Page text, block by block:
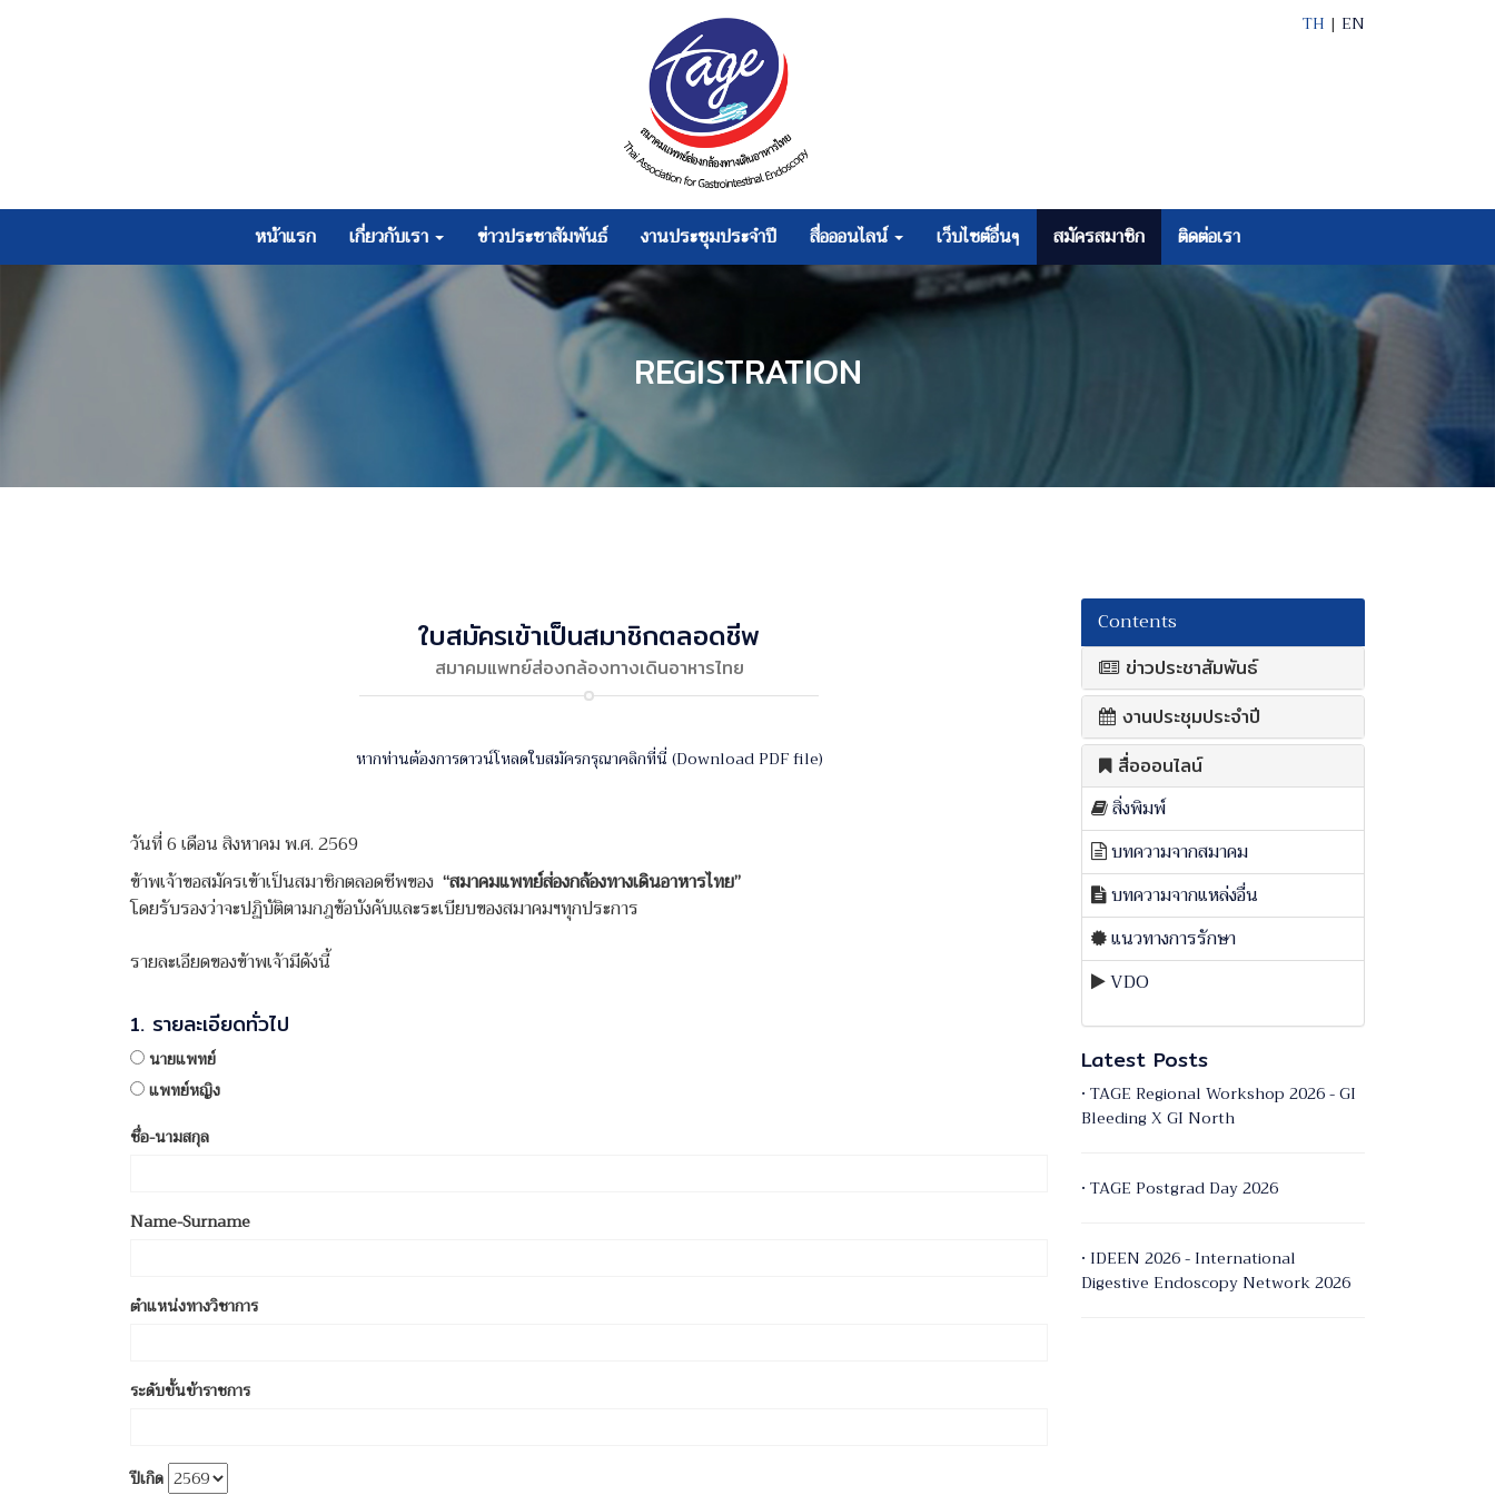
TH | EN
หน้าแรก เกี่ยวกับเรา ข่าวประชาสัมพันธ์ งานประชุมประจำปี สื่อออนไลน์ เว็บไซต์อื่นๆ สมัครสมาชิก ติดต่อเรา
REGISTRATION
ใบสมัครเข้าเป็นสมาชิกตลอดชีพ
สมาคมแพทย์ส่องกล้องทางเดินอาหารไทย
หากท่านต้องการดาวน์โหลดใบสมัครกรุณาคลิกที่นี่ (Download PDF file)
วันที่ 6 เดือน สิงหาคม พ.ศ. 2569
ข้าพเจ้าขอสมัครเข้าเป็นสมาชิกตลอดชีพของ “สมาคมแพทย์ส่องกล้องทางเดินอาหารไทย”
โดยรับรองว่าจะปฏิบัติตามกฎข้อบังคับและระเบียบของสมาคมฯทุกประการ
รายละเอียดของข้าพเจ้ามีดังนี้
1. รายละเอียดทั่วไป
นายแพทย์
แพทย์หญิง
ชื่อ-นามสกุล
Name-Surname
ตำแหน่งทางวิชาการ
ระดับขั้นข้าราชการ
ปีเกิด
Contents
ข่าวประชาสัมพันธ์
งานประชุมประจำปี
สื่อออนไลน์
สิ่งพิมพ์
บทความจากสมาคม
บทความจากแหล่งอื่น
แนวทางการรักษา
VDO
Latest Posts
• TAGE Regional Workshop 2026 - GI
Bleeding X GI North
• TAGE Postgrad Day 2026
• IDEEN 2026 - International
Digestive Endoscopy Network 2026